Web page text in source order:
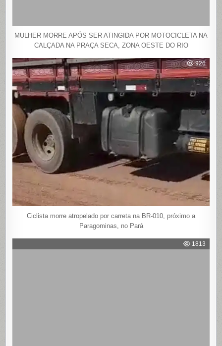
MULHER MORRE APÓS SER ATINGIDA POR MOTOCICLETA NA
CALÇADA NA PRAÇA SECA, ZONA OESTE DO RIO
926
Ciclista morre atropelado por carreta na BR-010, próximo a
Paragominas, no Pará
1813